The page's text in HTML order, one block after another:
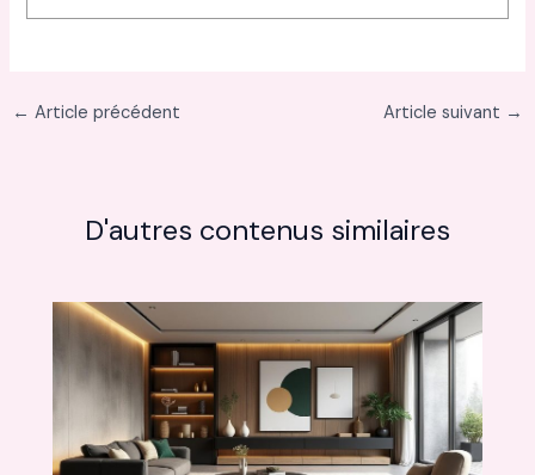
← Article précédent Article suivant →
D'autres contenus similaires